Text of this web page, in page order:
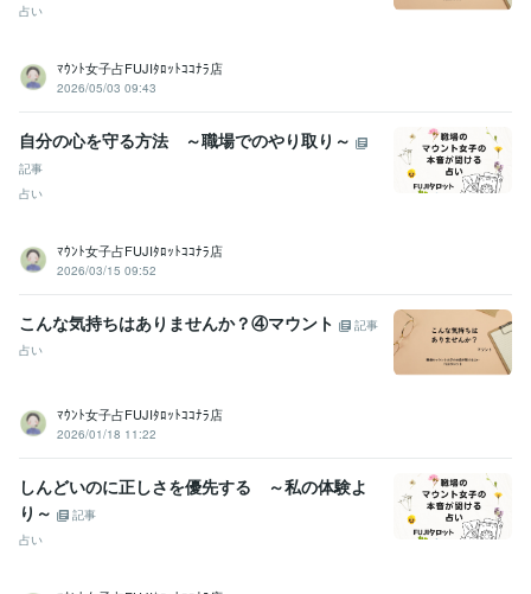
占い
ﾏｳﾝﾄ女子占FUJIﾀﾛｯﾄｺｺﾅﾗ店
2026/05/03 09:43
自分の心を守る方法 ～職場でのやり取り～
記事
占い
ﾏｳﾝﾄ女子占FUJIﾀﾛｯﾄｺｺﾅﾗ店
2026/03/15 09:52
こんな気持ちはありませんか？④マウント
記事
占い
ﾏｳﾝﾄ女子占FUJIﾀﾛｯﾄｺｺﾅﾗ店
2026/01/18 11:22
しんどいのに正しさを優先する ～私の体験よ
り～
記事
占い